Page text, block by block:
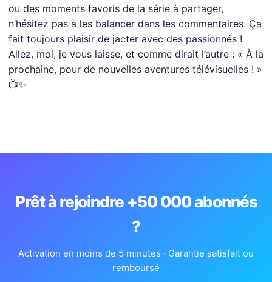
ou des moments favoris de la série à partager,
n’hésitez pas à les balancer dans les commentaires. Ça
fait toujours plaisir de jacter avec des passionnés !
Allez, moi, je vous laisse, et comme dirait l’autre : « À la
prochaine, pour de nouvelles aventures télévisuelles ! »
📺✨
Prêt à rejoindre +50 000 abonnés
?
Activation en moins de 5 minutes · Garantie satisfait ou
remboursé